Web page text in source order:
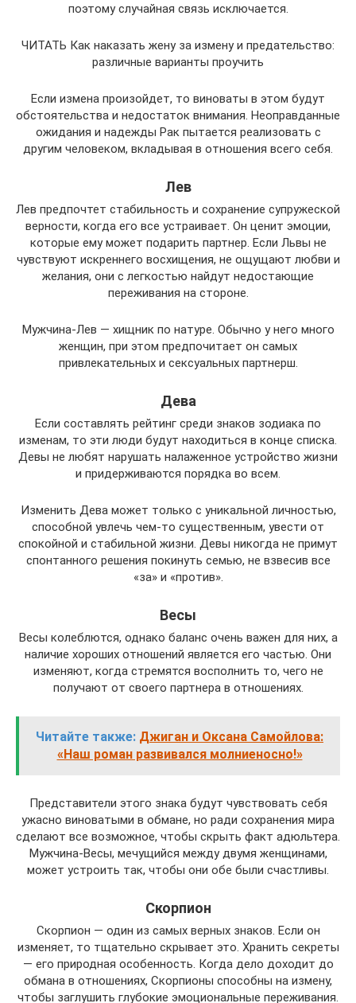
поэтому случайная связь исключается.
ЧИТАТЬ Как наказать жену за измену и предательство:
различные варианты проучить
Если измена произойдет, то виноваты в этом будут
обстоятельства и недостаток внимания. Неоправданные
ожидания и надежды Рак пытается реализовать с
другим человеком, вкладывая в отношения всего себя.
Лев
Лев предпочтет стабильность и сохранение супружеской
верности, когда его все устраивает. Он ценит эмоции,
которые ему может подарить партнер. Если Львы не
чувствуют искреннего восхищения, не ощущают любви и
желания, они с легкостью найдут недостающие
переживания на стороне.
Мужчина-Лев — хищник по натуре. Обычно у него много
женщин, при этом предпочитает он самых
привлекательных и сексуальных партнерш.
Дева
Если составлять рейтинг среди знаков зодиака по
изменам, то эти люди будут находиться в конце списка.
Девы не любят нарушать налаженное устройство жизни
и придерживаются порядка во всем.
Изменить Дева может только с уникальной личностью,
способной увлечь чем-то существенным, увести от
спокойной и стабильной жизни. Девы никогда не примут
спонтанного решения покинуть семью, не взвесив все
«за» и «против».
Весы
Весы колеблются, однако баланс очень важен для них, а
наличие хороших отношений является его частью. Они
изменяют, когда стремятся восполнить то, чего не
получают от своего партнера в отношениях.
Читайте также: Джиган и Оксана Самойлова:
«Наш роман развивался молниеносно!»
Представители этого знака будут чувствовать себя
ужасно виноватыми в обмане, но ради сохранения мира
сделают все возможное, чтобы скрыть факт адюльтера.
Мужчина-Весы, мечущийся между двумя женщинами,
может устроить так, чтобы они обе были счастливы.
Скорпион
Скорпион — один из самых верных знаков. Если он
изменяет, то тщательно скрывает это. Хранить секреты
— его природная особенность. Когда дело доходит до
обмана в отношениях, Скорпионы способны на измену,
чтобы заглушить глубокие эмоциональные переживания.